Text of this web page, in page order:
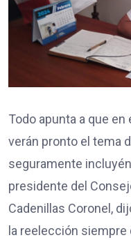
Todo apunta a que
verán pronto el tema
seguramente
presidente del
Cadenillas Coronel,
la reelección